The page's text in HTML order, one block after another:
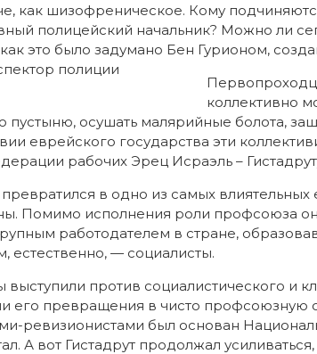
как шизофреническое. Кому
полицейский начальник? Можно ли
это было задумано Бен Гурионом,
коллективно
осушать малярийные болота,
еврейского государства эти
рабочих Эрец Исраэль –
в одно из самых
Помимо исполнения роли профсоюза
работодателем в стране,
естественно, — социалисты.
против социалистического и
его превращения в чисто профсоюзную
ревизионистами был основан
А вот Гистадрут продолжал